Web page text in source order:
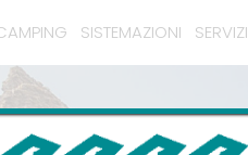
SISTEMAZIONI SERVIZI